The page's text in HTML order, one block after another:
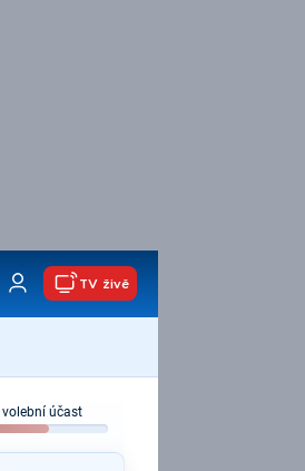
TV živě
volební účast